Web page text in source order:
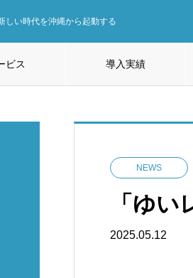
しい時代を沖縄から起動する
ビス 導入実績
NEWS
「ゆ
2025.05.12